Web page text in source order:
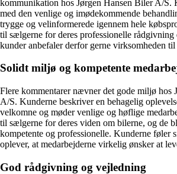
kommunikation hos Jørgen Hansen Biler A/S.
med den venlige og imødekommende
trygge og velinformerede igennem hele
til sælgerne for deres professionelle
kunder anbefaler derfor gerne virksomheden til
Solidt miljø og kompetente
Flere kommentarer nævner det gode miljø hos
A/S. Kunderne beskriver en behagelig
velkomne og møder venlige og høflige
til sælgerne for deres viden om bilerne, og de
kompetente og professionelle. Kunderne føler
oplever, at medarbejderne virkelig ønsker at
God rådgivning og vejledning